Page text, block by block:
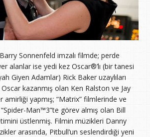
Sonnenfeld imzalı filmde; perde
alanlar ise yedi kez Oscar®’lı (bir tanesi
Giyen Adamlar) Rick Baker uzaylıları
kazanmış olan Ken Ralston ve Jay
amirliği yapmış; “Matrix” filmlerinde ve
Man™3”te görev almış olan Bill
üstlenmiş. Filmin müzikleri Danny
arasında, Pitbull’un seslendirdiği yeni